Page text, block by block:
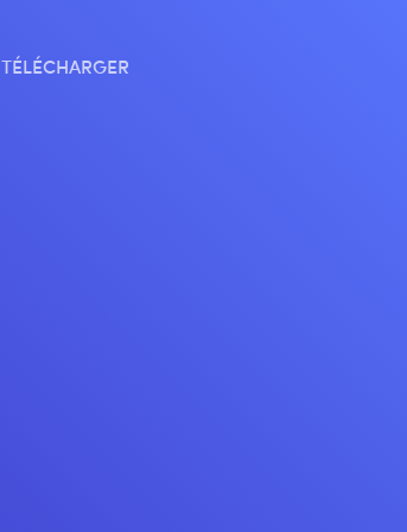
TÉLÉCHARGER